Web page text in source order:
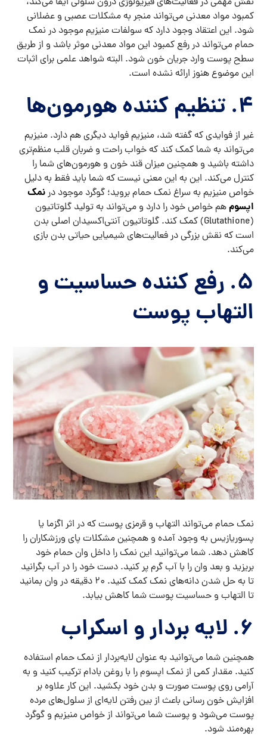
کمبود مواد معدنی می‌تواند منجر به مشکلات عصبی و عضلانی
شود. این اعتقاد وجود دارد که سولفات منیزیم موجود در نمک
حمام می‌تواند در رفع کمبود این مواد معدنی موثر باشد و از طریق
سطح پوست وارد جریان خون شود. البته شواهد علمی برای اثبات
این موضوع هنوز ارائه نشده است.
۴. تنظیم کننده هورمون‌ها
غیر از فوایدی که گفته شد، منیزیم فواید دیگری هم دارد. منیزیم
می‌تواند به شما کمک کند که خواب راحت و ضربان قلب منظم‌تری
داشته باشید و همچنین میزان قند خون و هورمون‌های شما را
کنترل می‌کند. این به این معنی نیست که شما باید فقط به دلیل
خواص منیزیم به سراغ نمک حمام بروید؛ گوگرد موجود درنمک
اپسومهم خواص خود را دارد‌ و می‌تواند به تولید گلوتاتیون
(Glutathione) کمک کند. گلوتاتیون آنتی‌اکسیدان اصلی بدن
است که نقش بزرگی در فعالیت‌های شیمیایی حیاتی بدن بازی
می‌کند.
۵. رفع کننده حساسیت و
التهاب پوست
نمک حمام می‌تواند التهاب و قرمزی پوست که در اثر اگزما یا
پسوریازیس به وجود آمده و همچنین مشکلات پای ورزشکاران را
کاهش دهد. شما می‌توانید این نمک را داخل وان حمام خود
بریزید و بعد وان را با آب گرم پر کنید. دست خود را در آب بگرانید
تا به حل شدن دانه‌های نمک کمک کنید. ۲۰ دقیقه در وان بمانید
تا التهاب و حساسیت پوست شما کاهش بیابد.
۶. لایه بردار و اسکراب
همچنین شما می‌توانید به عنوان لایه‌بردار از نمک حمام استفاده
کنید. مقدار کمی از نمک اپسوم را با روغن‌ بادام ترکیب کنید و به
آرامی روی پوست صورت و بدن خود بکشید. این کار علاوه بر
افزایش خون رسانی باعث از بین رفتن لایه‌ای از سلول‌های مرده
پوست می‌شود و پوست شما می‌تواند از خواص منیزیم و گوگرد
بهره‌مند شود.